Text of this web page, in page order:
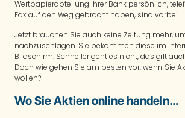
Wertpapierabteilung Ihrer Bank persönlich,
Fax auf den Weg gebracht haben, sind vorbei.
Jetzt brauchen Sie auch keine Zeitung mehr,
nachzuschlagen. Sie bekommen diese im
Bildschirm. Schneller geht es nicht, das gilt
Doch wie gehen Sie am besten vor, wenn Sie
wollen?
Wo Sie Aktien online handeln…